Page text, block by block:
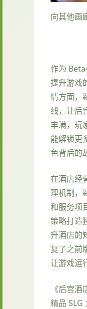
向其他画
作为
提升游戏
情方面，
线，让后
丰满，玩
能解锁更
色背后的
在酒店经
理机制，
和服务项
策略打造
升酒店的
复了之前
让游戏运
《后宫
精品 SLG